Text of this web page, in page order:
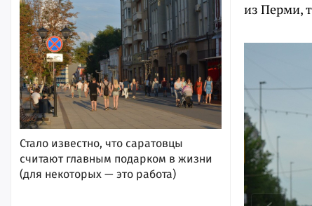
Стало известно, что саратовцы
считают главным подарком в жизни
(для некоторых — это работа)
из Перми,